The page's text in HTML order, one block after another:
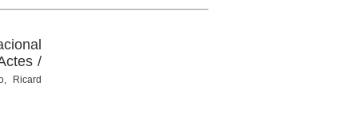
/
Ricard